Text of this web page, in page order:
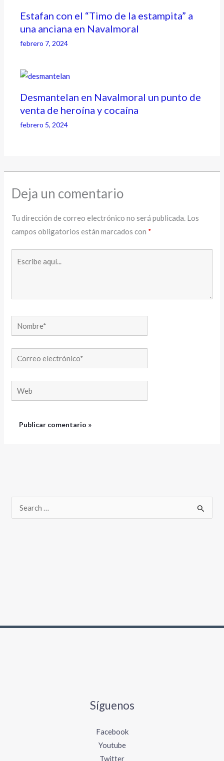
Estafan con el “Timo de la estampita” a
una anciana en Navalmoral
febrero 7, 2024
Desmantelan en Navalmoral un punto de
venta de heroína y cocaína
febrero 5, 2024
Deja un comentario
Tu dirección de correo electrónico no será publicada. Los
campos obligatorios están marcados con *
Nombre*
Correo
electrónico*
Web
Síguenos
Facebook
Youtube
Twitter